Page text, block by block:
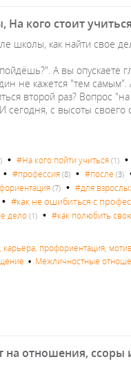
кого стоит
школы, как найти свое
А вы опускаете
не кажется "тем
второй раз? Вопрос
сегодня, с высоты
•#На кого пойти учиться (1)
•#профессия (8) •#после (3)
(7) •#для
•#как не ошибиться с
дело(1) •#как полюбить
карьера, профориентация,
• Межличностные
отношения, ссоры